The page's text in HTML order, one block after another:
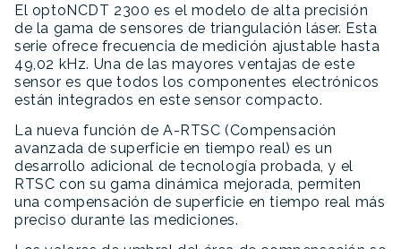
El optoNCDT 2300 es el modelo de alta precisión
de la gama de sensores de triangulación láser. Esta
serie ofrece frecuencia de medición ajustable hasta
49,02 kHz. Una de las mayores ventajas de este
sensor es que todos los componentes electrónicos
están integrados en este sensor compacto.
La nueva función de A-RTSC (Compensación
avanzada de superficie en tiempo real) es un
desarrollo adicional de tecnología probada, y el
RTSC con su gama dinámica mejorada, permiten
una compensación de superficie en tiempo real más
preciso durante las mediciones.